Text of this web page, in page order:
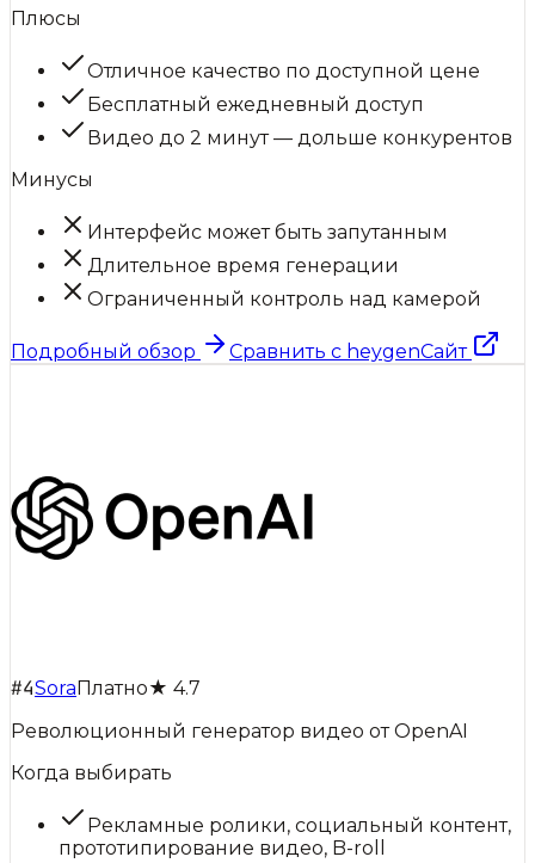
Плюсы
Отличное качество по доступной цене
Бесплатный ежедневный доступ
Видео до 2 минут — дольше конкурентов
Минусы
Интерфейс может быть запутанным
Длительное время генерации
Ограниченный контроль над камерой
Подробный обзор Сравнить с heygenСайт
#4Sora Платно★ 4.7
Революционный генератор видео от OpenAI
Когда выбирать
Рекламные ролики, социальный контент,
прототипирование видео, B-roll